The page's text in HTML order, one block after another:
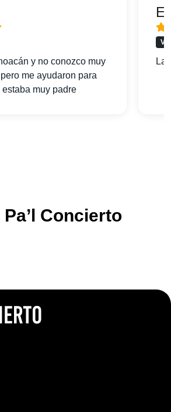
y no conozco muy
me ayudaron para
muy padre
La
Pa’l Concierto